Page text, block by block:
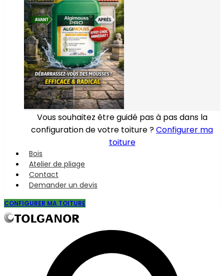
Vous souhaitez être guidé pas à pas dans la
configuration de votre toiture ?Configurer ma
toiture
Bois
Atelier de pliage
Contact
Demander un devis
CONFIGURER MA TOITURE